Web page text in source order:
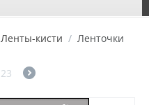
Ленты-кисти / Ленточки
23